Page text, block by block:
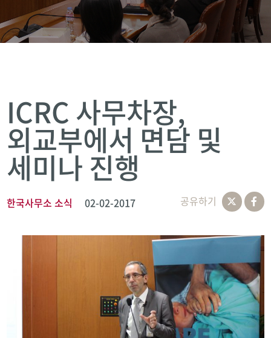
ICRC 사무차장,
외교부에서 면담 및
세미나 진행
한국사무소 소식 02-02-2017 공유하기